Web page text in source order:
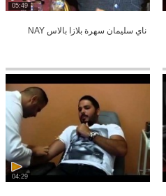
05:49
ناي سليمان سهرة بلازا بالاس NAY
04:29